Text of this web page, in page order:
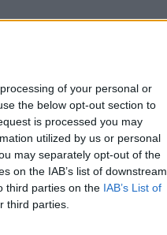
of your personal or
the below opt-out section to
is processed you may
utilized by us or personal
may separately opt-out of the
on the IAB’s list of downstream
third parties on the IAB’s List of
third parties.